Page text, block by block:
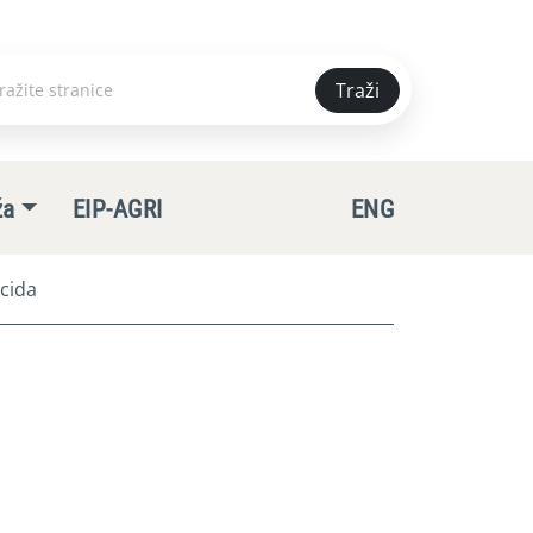
Traži
EIP-AGRI ENG